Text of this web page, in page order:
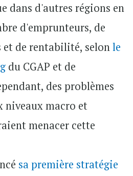
dans d'autres régions en
d'emprunteurs, de
et de rentabilité, selonle
du CGAP et de
des problèmes
niveaux macro et
menacer cette
sa première stratégie